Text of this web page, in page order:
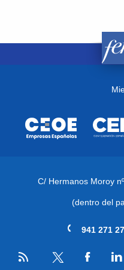
C/ Hermanos Moroy
(dentro del
941 271
RSS